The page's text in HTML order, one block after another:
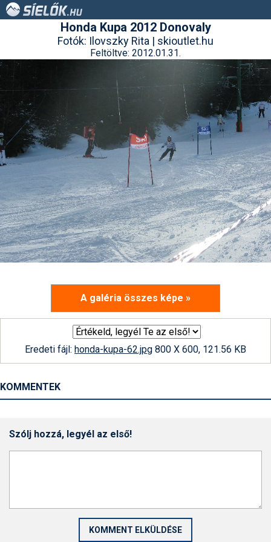
Honda Kupa 2012 Donovaly
Fotók: Ilovszky Rita | skioutlet.hu
Feltöltve: 2012.01.31.
A galéria összes képe »
Eredeti fájl: honda-kupa-62.jpg 800 X 600, 121.56 KB
KOMMENTEK
Szólj hozzá, legyél az első!